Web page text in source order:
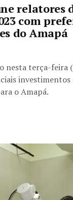
relatores
com
do Amapá
nesta terça-feira
investimentos
o Amapá.